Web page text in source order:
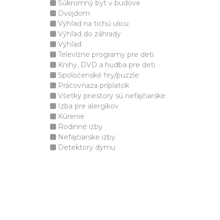
Súkromný byt v budove
Dvojdom
Výhľad na tichú ulicu
Výhľad do záhrady
Výhľad
Televízne programy pre deti
Knihy, DVD a hudba pre deti
Spoločenské hry/puzzle
Práčovňaza príplatok
Všetky priestory sú nefajčiarske
Izba pre alergikov
Kúrenie
Rodinné izby
Nefajčiarske izby
Detektory dymu